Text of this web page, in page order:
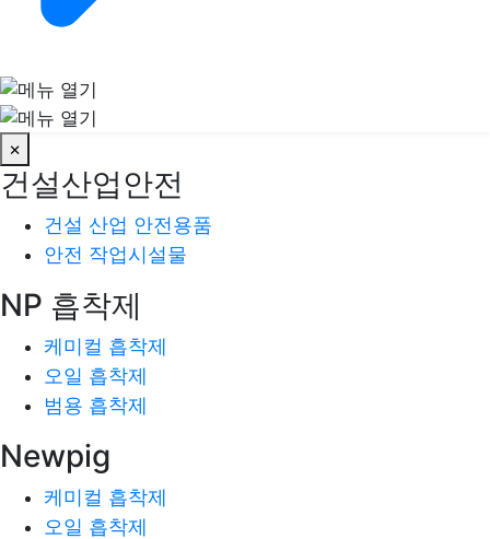
×
건설산업안전
건설 산업 안전용품
안전 작업시설물
NP 흡착제
케미컬 흡착제
오일 흡착제
범용 흡착제
Newpig
케미컬 흡착제
오일 흡착제